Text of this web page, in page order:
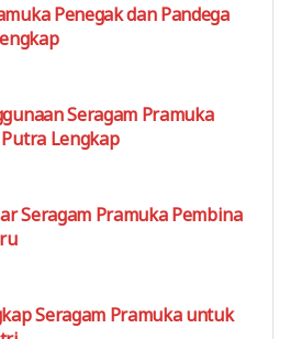
Penegak dan Pandega
Seragam Pramuka
Lengkap
Seragam Pramuka Pembina
Seragam Pramuka untuk